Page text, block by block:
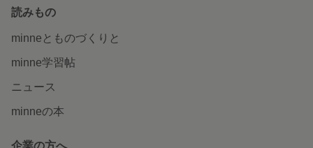
読みもの
minneとものづくりと
minne学習帖
ニュース
minneの本
企業の方へ